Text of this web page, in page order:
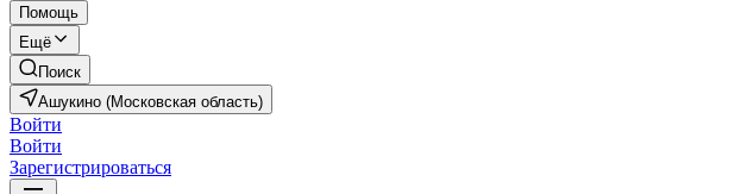
Помощь
Ещё
Поиск
Ашукино (Московская область)
Войти
Войти
Зарегистрироваться